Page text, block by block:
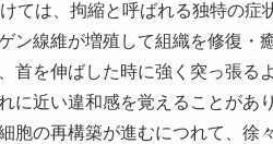
ては、拘縮と呼ばれる独特の症
ン線維が増殖して組織を修復・
首を伸ばした時に強く突っ張る
に近い違和感を覚えることがあ
胞の再構築が進むにつれて、徐